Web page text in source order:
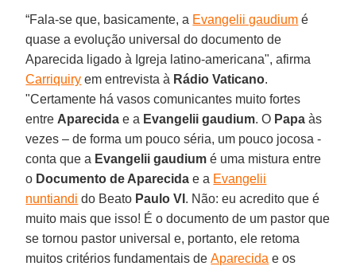
“Fala-se que, basicamente, a Evangelii gaudium é
quase a evolução universal do documento de
Aparecida ligado à Igreja latino-americana", afirma
Carriquiry em entrevista à Rádio Vaticano.
"Certamente há vasos comunicantes muito fortes
entre Aparecida e a Evangelii gaudium. O Papa às
vezes – de forma um pouco séria, um pouco jocosa -
conta que a Evangelii gaudium é uma mistura entre
o Documento de Aparecida e a Evangelii
nuntiandi do Beato Paulo VI . Não: eu acredito que é
muito mais que isso! É o documento de um pastor que
se tornou pastor universal e, portanto, ele retoma
muitos critérios fundamentais de Aparecida e os